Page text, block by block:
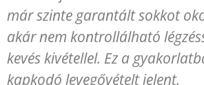
már szinte garantált sokkot
akár nem kontrollálható
kevés kivétellel. Ez a
kapkodó levegővételt jelent.